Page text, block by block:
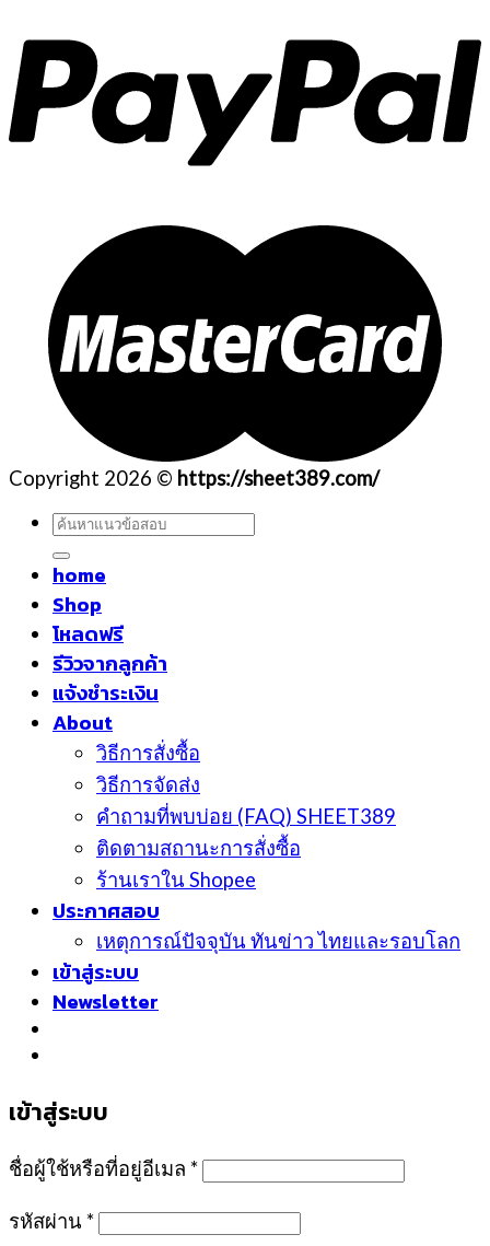
Copyright 2026 © https://sheet389.com/
ค้นหา:
home
Shop
โหลดฟรี
รีวิวจากลูกค้า
แจ้งชำระเงิน
About
วิธีการสั่งซื้อ
วิธีการจัดส่ง
คำถามที่พบบ่อย (FAQ) SHEET389
ติดตามสถานะการสั่งซื้อ
ร้านเราใน Shopee
ประกาศสอบ
เหตุการณ์ปัจจุบัน ทันข่าว ไทยและรอบโลก
เข้าสู่ระบบ
Newsletter
เข้าสู่ระบบ
ชื่อผู้ใช้หรือที่อยู่อีเมล *
รหัสผ่าน *